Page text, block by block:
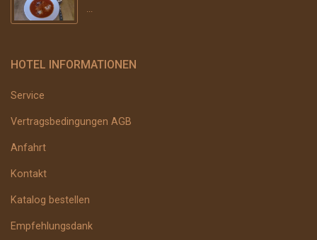
HOTEL INFORMATIONEN
Service
Vertragsbedingungen AGB
Anfahrt
Kontakt
Katalog bestellen
Empfehlungsdank